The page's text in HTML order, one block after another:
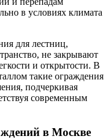
в условиях климата
для лестниц,
не закрывают
и открытости. В
такие ограждения
подчеркивая
современным
в Москве